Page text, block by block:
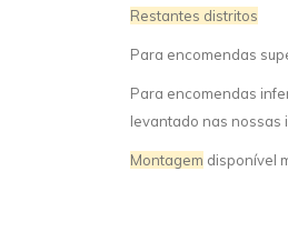
Restantes distritos
Para encomendas
Para encomendas
levantado nas nossas
Montagem disponível